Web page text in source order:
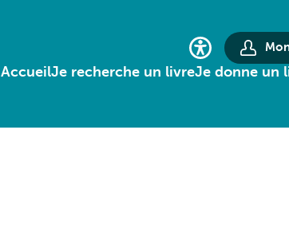
AccueilJe recherche un livreJe donne un